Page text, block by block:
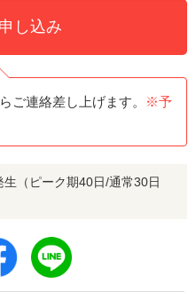
申し込み
ご連絡差し上げます。
※予
（ピーク期40日/通常30日